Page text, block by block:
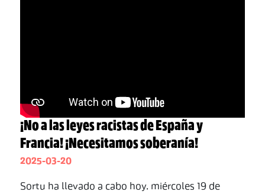
¡No a las leyes racistas de España y
Francia! ¡Necesitamos soberanía!
2025-03-20
Sortu ha llevado a cabo hoy, miércoles 19 de